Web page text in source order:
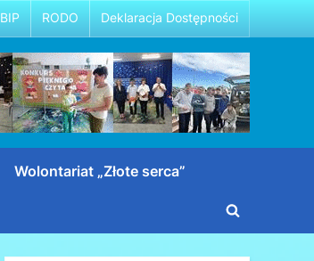
BIP RODO Deklaracja Dostępności
Wolontariat „Złote serca”
Toggle